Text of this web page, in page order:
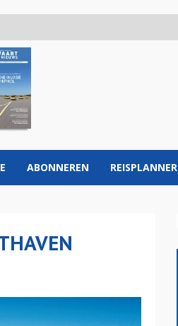
ABONNEREN REISPLANNER